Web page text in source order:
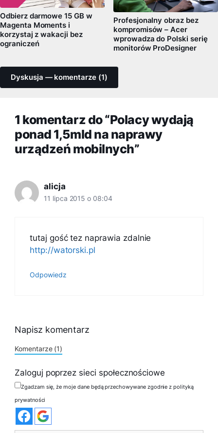
Odbierz darmowe 15 GB w
Magenta Moments i
korzystaj z wakacji bez
ograniczeń
Profesjonalny obraz bez
kompromisów – Acer
wprowadza do Polski serię
monitorów ProDesigner
Dyskusja — komentarze (1)
1 komentarz do “Polacy wydają
ponad 1,5mld na naprawy
urządzeń mobilnych”
alicja
11 lipca 2015 o 08:04
tutaj gość tez naprawia zdalnie
http://watorski.pl
Odpowiedz
Napisz komentarz
Komentarze (1)
Zaloguj poprzez sieci społecznościowe
Zgadzam się, że moje dane będą przechowywane zgodnie z polityką
prywatności